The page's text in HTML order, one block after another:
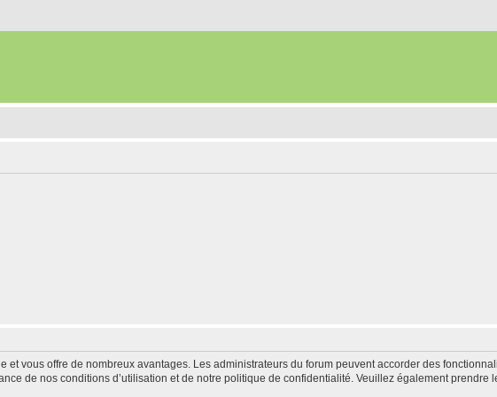
et vous offre de nombreux avantages. Les administrateurs du forum peuvent accorder des
de nos conditions d’utilisation et de notre politique de confidentialité. Veuillez également prendre